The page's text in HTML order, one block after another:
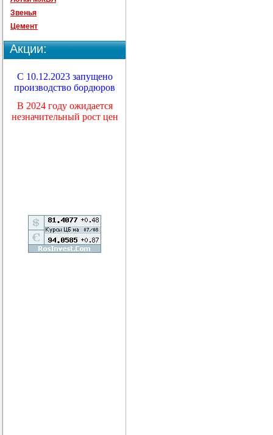
Звенья
Цемент
Акции:
С 10.12.2023 запущено
производство бордюров
В 2024 году ожидается
незначительный рост цен